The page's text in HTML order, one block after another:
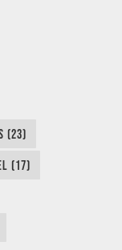
(23)
(17)